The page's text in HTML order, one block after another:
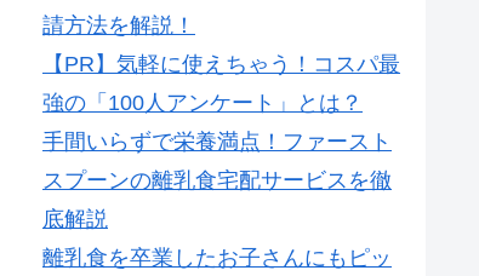
請方法を解説！
【PR】気軽に使えちゃう！コスパ最
強の「100人アンケート」とは？
手間いらずで栄養満点！ファースト
スプーンの離乳食宅配サービスを徹
底解説
離乳食を卒業したお子さんにもピッ